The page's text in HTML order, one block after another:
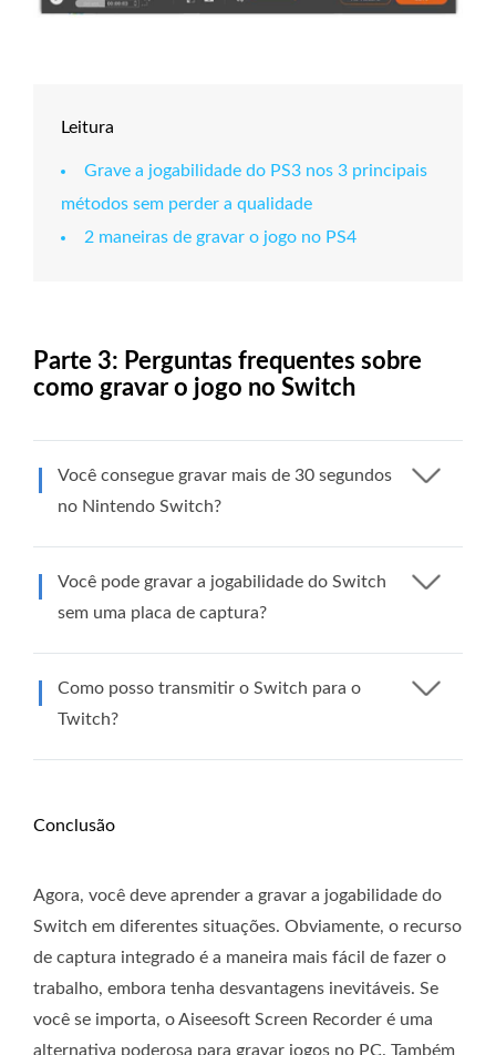
Leitura
Grave a jogabilidade do PS3 nos 3 principais
métodos sem perder a qualidade
2 maneiras de gravar o jogo no PS4
Parte 3: Perguntas frequentes sobre
como gravar o jogo no Switch
Você consegue gravar mais de 30 segundos
no Nintendo Switch?
Você pode gravar a jogabilidade do Switch
sem uma placa de captura?
Como posso transmitir o Switch para o
Twitch?
Conclusão
Agora, você deve aprender a gravar a jogabilidade do
Switch em diferentes situações. Obviamente, o recurso
de captura integrado é a maneira mais fácil de fazer o
trabalho, embora tenha desvantagens inevitáveis. Se
você se importa, o Aiseesoft Screen Recorder é uma
alternativa poderosa para gravar jogos no PC. Também